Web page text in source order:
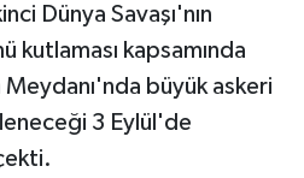
Dünya Savaşı'nın
kutlaması kapsamında
büyük askeri
3 Eylül'de